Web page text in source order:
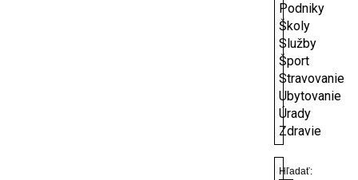
Podniky
Školy
Služby
Šport
Stravovanie
Ubytovanie
Úrady
Zdravie
Hľadať: